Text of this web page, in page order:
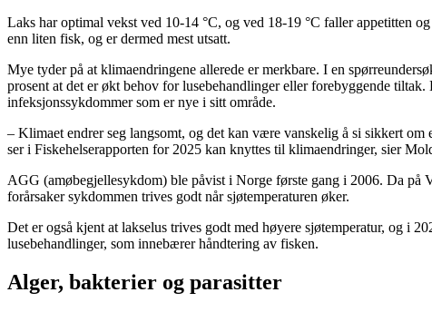
Laks har optimal vekst ved 10-14 °C, og ved 18-19 °C faller appetitten
enn liten fisk, og er dermed mest utsatt.
Mye tyder på at klimaendringene allerede er merkbare. I en
prosent at det er økt behov for lusebehandlinger eller forebyggende
infeksjonssykdommer som er nye i sitt område.
– Klimaet endrer seg langsomt, og det kan være vanskelig å si sikkert
ser i Fiskehelserapporten for 2025 kan knyttes til klimaendringer, sier
AGG (amøbegjellesykdom) ble påvist i Norge første gang i 2006. Da på
forårsaker sykdommen trives godt når sjøtemperaturen øker.
Det er også kjent at lakselus trives godt med høyere sjøtemperatur, og i
lusebehandlinger, som innebærer håndtering av fisken.
Alger, bakterier og parasitter